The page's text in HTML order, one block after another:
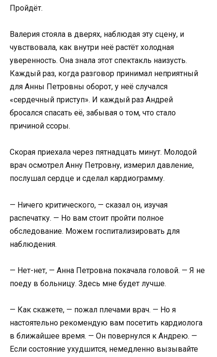
Пройдёт.
Валерия стояла в дверях, наблюдая эту сцену, и
чувствовала, как внутри неё растёт холодная
уверенность. Она знала этот спектакль наизусть.
Каждый раз, когда разговор принимал неприятный
для Анны Петровны оборот, у неё случался
«сердечный приступ». И каждый раз Андрей
бросался спасать её, забывая о том, что стало
причиной ссоры.
Скорая приехала через пятнадцать минут. Молодой
врач осмотрел Анну Петровну, измерил давление,
послушал сердце и сделал кардиограмму.
— Ничего критического, — сказал он, изучая
распечатку. — Но вам стоит пройти полное
обследование. Можем госпитализировать для
наблюдения.
— Нет-нет, — Анна Петровна покачала головой. — Я не
поеду в больницу. Здесь мне будет лучше.
— Как скажете, — пожал плечами врач. — Но я
настоятельно рекомендую вам посетить кардиолога
в ближайшее время. — Он повернулся к Андрею. —
Если состояние ухудшится, немедленно вызывайте